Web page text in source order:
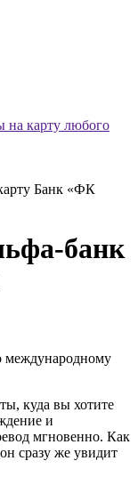
Банк «ФК
банк
куда вы хотите
и
мгновенно. Как
сразу же увидит